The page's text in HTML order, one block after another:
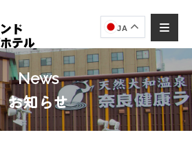
JA
News
お知らせ
ド
ジュ